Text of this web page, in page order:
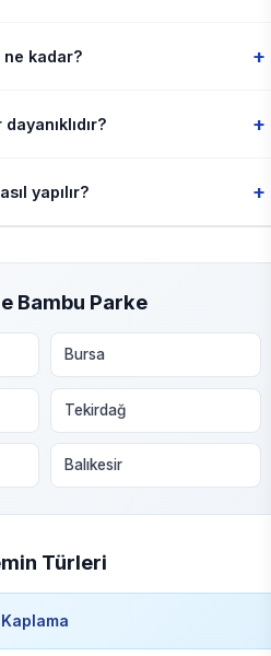
ne kadar? +
+
yapılır? +
Bambu Parke
Bursa
Tekirdağ
Balıkesir
Türleri